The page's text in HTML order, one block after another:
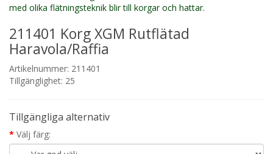
med olika flätningsteknik blir till korgar och hattar.
211401 Korg XGM Rutflätad
Haravola/Raffia
Artikelnummer: 211401
Tillgänglighet: 25
Tillgängliga alternativ
Välj färg: